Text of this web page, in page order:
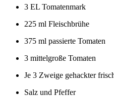
3 EL Tomatenmark
225 ml Fleischbrühe
375 ml passierte Tomaten
3 mittelgroße Tomaten
Je 3 Zweige gehackter
Salz und Pfeffer